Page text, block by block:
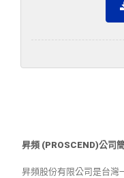
昇頻 (PROSCEND)公司
昇頻股份有限公司是台灣